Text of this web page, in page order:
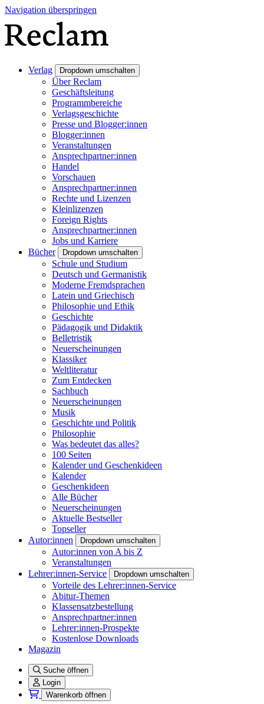
Navigation überspringen
Verlag Dropdown umschalten
Über Reclam
Geschäftsleitung
Programmbereiche
Verlagsgeschichte
Presse und Blogger:innen
Blogger:innen
Veranstaltungen
Ansprechpartner:innen
Handel
Vorschauen
Ansprechpartner:innen
Rechte und Lizenzen
Kleinlizenzen
Foreign Rights
Ansprechpartner:innen
Jobs und Karriere
Bücher
Dropdown umschalten
Schule und Studium
Deutsch und Germanistik
Moderne Fremdsprachen
Latein und Griechisch
Philosophie und Ethik
Geschichte
Pädagogik und Didaktik
Belletristik
Neuerscheinungen
Klassiker
Weltliteratur
Zum Entdecken
Sachbuch
Neuerscheinungen
Musik
Geschichte und Politik
Philosophie
Was bedeutet das alles?
100 Seiten
Kalender und Geschenkideen
Kalender
Geschenkideen
Alle Bücher
Neuerscheinungen
Aktuelle Bestseller
Topseller
Autor:innen
Dropdown umschalten
Autor:innen von A bis Z
Veranstaltungen
Lehrer:innen-Service
Dropdown umschalten
Vorteile des Lehrer:innen-Service
Abitur-Themen
Klassensatzbestellung
Ansprechpartner:innen
Lehrer:innen-Prospekte
Kostenlose Downloads
Magazin
Suche öffnen
Login
Warenkorb öffnen